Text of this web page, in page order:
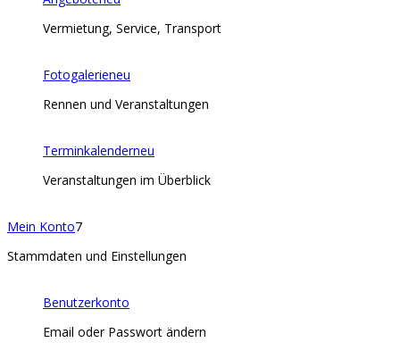
Vermietung, Service, Transport
Fotogalerieneu
Rennen und Veranstaltungen
Terminkalenderneu
Veranstaltungen im Überblick
Mein Konto7
Stammdaten und Einstellungen
Benutzerkonto
Email oder Passwort ändern